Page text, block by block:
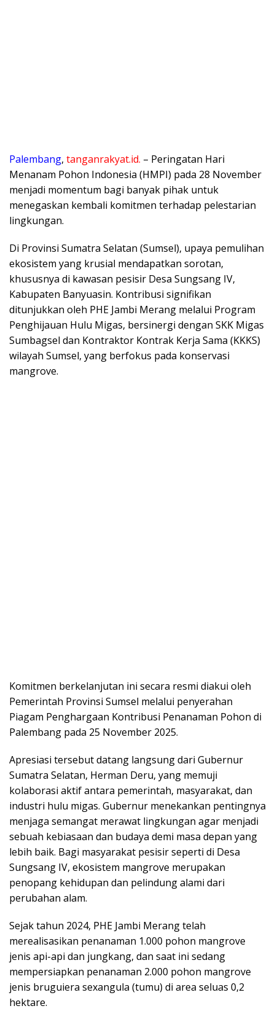
Palembang, tanganrakyat.id. – ​Peringatan Hari
Menanam Pohon Indonesia (HMPI) pada 28 November
menjadi momentum bagi banyak pihak untuk
menegaskan kembali komitmen terhadap pelestarian
lingkungan.
Di Provinsi Sumatra Selatan (Sumsel), upaya pemulihan
ekosistem yang krusial mendapatkan sorotan,
khususnya di kawasan pesisir Desa Sungsang IV,
Kabupaten Banyuasin. Kontribusi signifikan
ditunjukkan oleh PHE Jambi Merang melalui Program
Penghijauan Hulu Migas, bersinergi dengan SKK Migas
Sumbagsel dan Kontraktor Kontrak Kerja Sama (KKKS)
wilayah Sumsel, yang berfokus pada konservasi
mangrove.
Komitmen berkelanjutan ini secara resmi diakui oleh
Pemerintah Provinsi Sumsel melalui penyerahan
Piagam Penghargaan Kontribusi Penanaman Pohon di
Palembang pada 25 November 2025.
​Apresiasi tersebut datang langsung dari Gubernur
Sumatra Selatan, Herman Deru, yang memuji
kolaborasi aktif antara pemerintah, masyarakat, dan
industri hulu migas. Gubernur menekankan pentingnya
menjaga semangat merawat lingkungan agar menjadi
sebuah kebiasaan dan budaya demi masa depan yang
lebih baik. Bagi masyarakat pesisir seperti di Desa
Sungsang IV, ekosistem mangrove merupakan
penopang kehidupan dan pelindung alami dari
perubahan alam.
Sejak tahun 2024, PHE Jambi Merang telah
merealisasikan penanaman 1.000 pohon mangrove
jenis api-api dan jungkang, dan saat ini sedang
mempersiapkan penanaman 2.000 pohon mangrove
jenis bruguiera sexangula (tumu) di area seluas 0,2
hektare.